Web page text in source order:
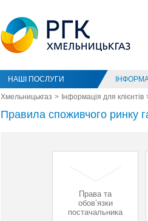
НАШІ ПОСЛУГИ
Хмельницькгаз Інформація для клієнтів
Правила споживчого ринку
Права та
обов’язки
постачальника